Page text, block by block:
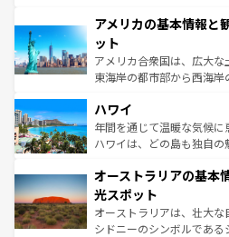
ンツ一覧を参照してほしい
の建物がそのまま残る町や
博物館もあり、アルプス観
ことができる。国民の所得
者向けの交通パス提供の
着のスイス情報は
アメリカの基本情報と
ット
アメリカ合衆国は、広大な
東海岸の都市部から西海
のような巨大都市は、観光
ンメントが詰まった刺激
西部には大自然が広がり
部のニューオーリンズでは
文化が魅力。旅行者はアメ
しみながら、その多様性と
るだろう。車でのロードト
ハワイ
年間を通じて温暖な気候
ハワイは、どの島も独自
ワイ島は見逃せない。また
島だが、静かな自然を求め
おすすめ。エメラルドグリ
文化や歴史が息づいてい
オーストラリアの基本
光スポット
オーストラリアは、壮大な
シドニーのシンボルであ